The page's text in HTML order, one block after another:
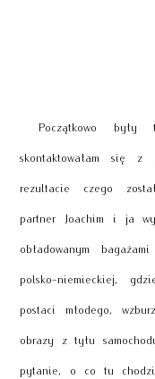
Początkowo
skontaktowałam się
rezultacie czego
partner Joachim i ja
obładowanym
polsko-niemieckiej,
postaci młodego,
obrazy z tyłu
pytanie, o co tu